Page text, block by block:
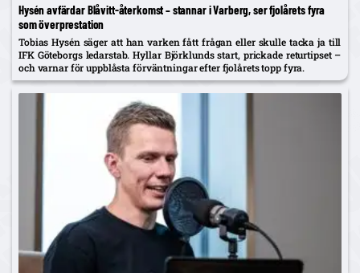
Hysén avfärdar Blåvitt-återkomst – stannar i Varberg, ser fjolårets fyra
som överprestation
Tobias Hysén säger att han varken fått frågan eller skulle tacka ja till
IFK Göteborgs ledarstab. Hyllar Björklunds start, prickade returtipset –
och varnar för uppblåsta förväntningar efter fjolårets topp fyra.